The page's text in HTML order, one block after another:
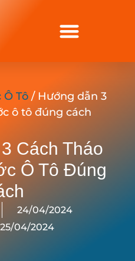
Ô Tô / Hướng dẫn 3
ô tô đúng cách
Cách Tháo
Ô Tô Đúng
24/04/2024
25/04/2024